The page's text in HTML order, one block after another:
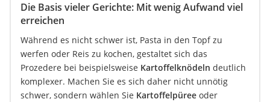
Die Basis vieler Gerichte: Mit wenig Aufwand viel
erreichen
Während es nicht schwer ist, Pasta in den Topf zu
werfen oder Reis zu kochen, gestaltet sich das
Prozedere bei beispielsweise Kartoffelknödeln deutlich
komplexer. Machen Sie es sich daher nicht unnötig
schwer, sondern wählen Sie Kartoffelpüree oder